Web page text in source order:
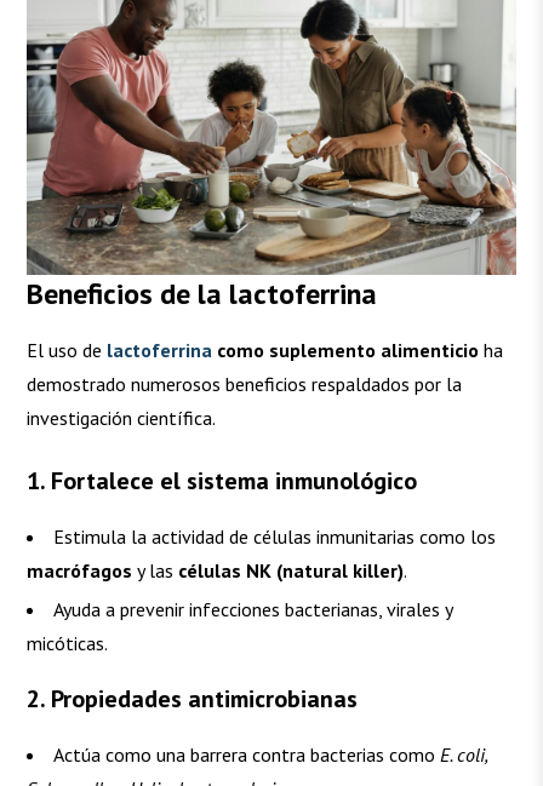
Beneficios de la lactoferrina
El uso de lactoferrina como suplemento alimenticio ha
demostrado numerosos beneficios respaldados por la
investigación científica.
1. Fortalece el sistema inmunológico
Estimula la actividad de células inmunitarias como los
macrófagos y las células NK (natural killer).
Ayuda a prevenir infecciones bacterianas, virales y
micóticas.
2. Propiedades antimicrobianas
Actúa como una barrera contra bacterias como E. coli,